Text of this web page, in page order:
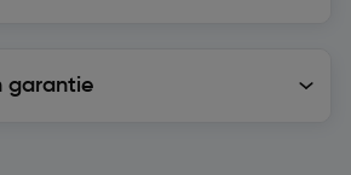
garantie